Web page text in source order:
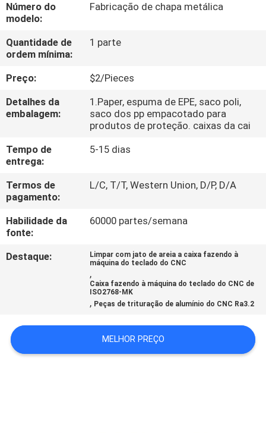
CONTROLE
DE
QUALIDADE
CONTACTE-
NOS
NOTÍCIAS
SOLICITE
UM
ORÇAMENTO
POLÍTICA
Número do
modelo:
Fabricação de chapa metálica
Quantidade de
ordem mínima:
1 parte
Preço:
$2/Pieces
Detalhes da
embalagem:
1.Paper, espuma de EPE, saco poli,
saco dos pp empacotado para
produtos de proteção. caixas da cai
Tempo de
entrega:
5-15 dias
Termos de
pagamento:
L/C, T/T, Western Union, D/P, D/A
Habilidade da
fonte:
60000 partes/semana
Destaque:
Limpar com jato de areia a caixa fazendo à
máquina do teclado do CNC
,
Caixa fazendo à máquina do teclado do CNC de
ISO2768-MK
, Peças de trituração de alumínio do CNC Ra3.2
MELHOR PREÇO